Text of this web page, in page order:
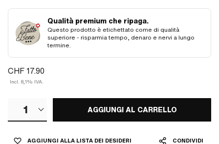
Qualità premium che ripaga.
Questo prodotto è etichettato come di qualità
superiore - risparmia tempo, denaro e nervi a lungo
termine.
CHF 17.90
Incl. 8,1% IVA.
1 AGGIUNGI AL CARRELLO
AGGIUNGI ALLA LISTA DEI DESIDERI CONDIVIDI